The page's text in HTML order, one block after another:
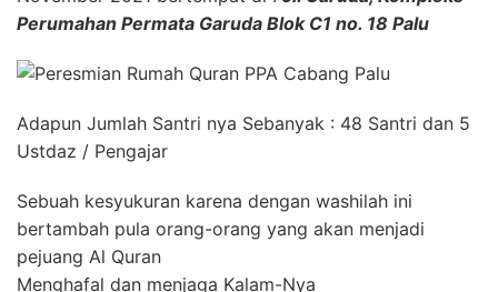
Perumahan Permata Garuda Blok C1 no. 18 Palu
Adapun Jumlah Santri nya Sebanyak : 48 Santri dan 5
Ustdaz / Pengajar
Sebuah kesyukuran karena dengan washilah ini
bertambah pula orang-orang yang akan menjadi
pejuang Al Quran
Menghafal dan menjaga Kalam-Nya